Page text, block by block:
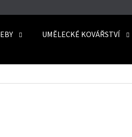
UMĚLECKÉ KOVÁŘSTVÍ
POTŘEBUJETE